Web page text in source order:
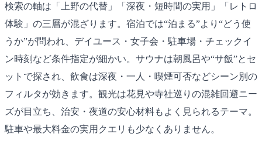
検索の軸は「上野の代替」「深夜・短時間の実用」「レトロ
体験」の三層が混ざります。宿泊では“泊まる”より“どう使
うか”が問われ、デイユース・女子会・駐車場・チェックイ
ン時刻など条件指定が細かい。サウナは朝風呂や“サ飯”とセ
ットで探され、飲食は深夜・一人・喫煙可否などシーン別の
フィルタが効きます。観光は花見や寺社巡りの混雑回避ニー
ズが目立ち、治安・夜道の安心材料もよく見られるテーマ。
駐車や最大料金の実用クエリも少なくありません。